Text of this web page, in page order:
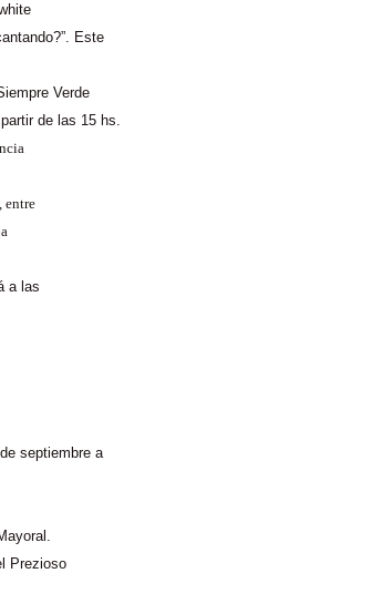
Este
Verde
de las 15 hs.
entre
a las
septiembre a
Prezioso